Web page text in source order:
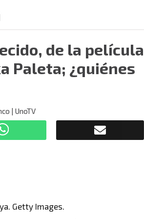
de la película
Paleta; ¿quiénes
| UnoTV
Getty Images.